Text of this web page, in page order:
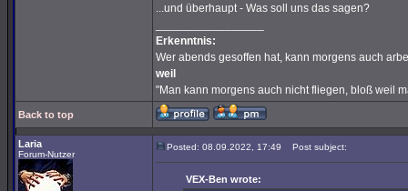
...und überhaupt - Was soll uns das sagen?
Erkenntnis:
Wer abends gesoffen hat, kann morgens auch
weil
"Man kann morgens auch nicht fliegen, bloß weil
Back to top
Laria
Forum-Nutzer
Posted: 08.09.2022, 17:49 Post subject:
VEX-Ben wrote: